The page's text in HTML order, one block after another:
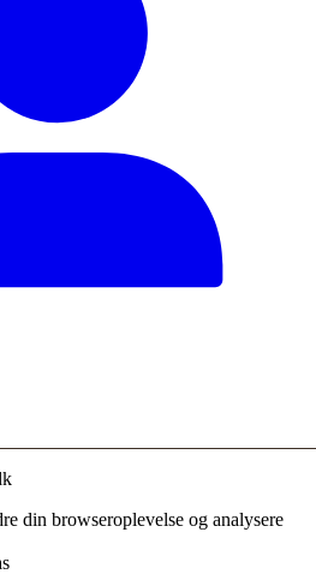
din browseroplevelse og analysere